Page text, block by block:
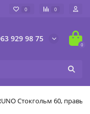
0 0
929 98 75
0
Стокгольм 60, правый